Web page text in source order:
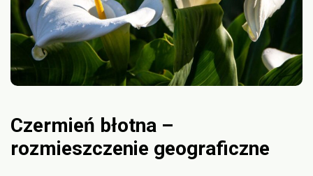
Czermień błotna –
rozmieszczenie geograficzne